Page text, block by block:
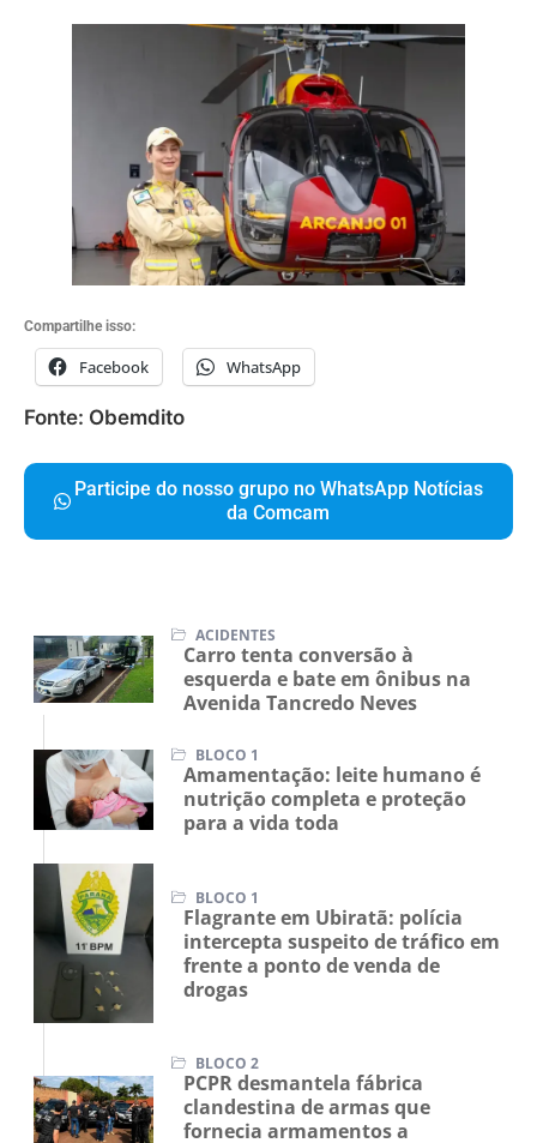
Compartilhe isso:
Facebook WhatsApp
Fonte: Obemdito
Participe do nosso grupo no WhatsApp Notícias
da Comcam
ACIDENTES
Carro tenta conversão à
esquerda e bate em ônibus na
Avenida Tancredo Neves
BLOCO 1
Amamentação: leite humano é
nutrição completa e proteção
para a vida toda
BLOCO 1
Flagrante em Ubiratã: polícia
intercepta suspeito de tráfico em
frente a ponto de venda de
drogas
BLOCO 2
PCPR desmantela fábrica
clandestina de armas que
fornecia armamentos a